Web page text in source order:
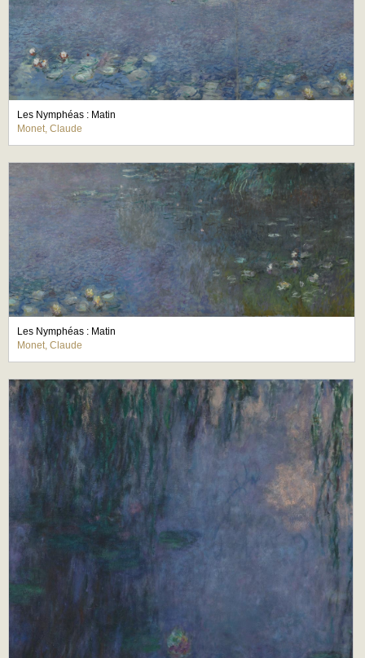
Les Nymphéas : Matin
Monet, Claude
Les Nymphéas : Matin
Monet, Claude